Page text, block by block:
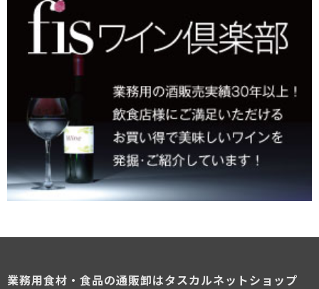
業務用食材・食品の通販卸はタスカルネットショップ